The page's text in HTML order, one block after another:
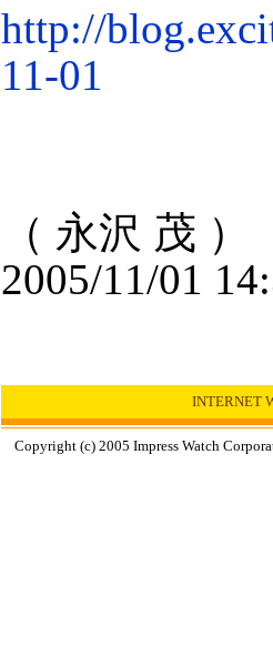
http://
11-01
（ 永沢 茂 ）
2005/11/01
INTERNET
Copyright (c) 2005 Impress Watch